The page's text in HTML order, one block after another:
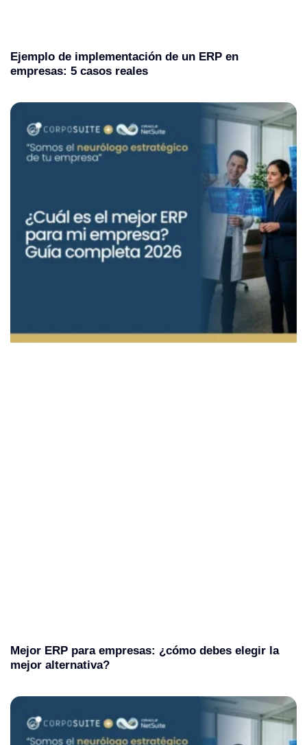
Ejemplo de implementación de un ERP en
empresas: 5 casos reales
Mejor ERP para empresas: ¿cómo debes elegir la
mejor alternativa?